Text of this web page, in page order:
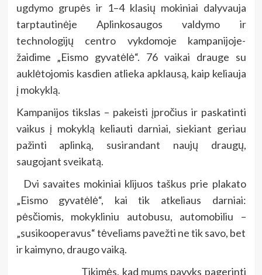
ugdymo grupės ir 1–4 klasių mokiniai dalyvauja
tarptautinėje Aplinkosaugos valdymo ir
technologijų centro vykdomoje kampanijoje-
žaidime „Eismo gyvatėlė“. 76 vaikai drauge su
auklėtojomis kasdien atlieka apklausą, kaip keliauja
į mokyklą.
Kampanijos tikslas – pakeisti įpročius ir paskatinti
vaikus į mokyklą keliauti darniai, siekiant geriau
pažinti aplinką, susirandant naujų draugų,
saugojant sveikatą.
Dvi savaites mokiniai klijuos taškus prie plakato
„Eismo gyvatėlė“, kai tik atkeliaus darniai:
pėsčiomis, mokykliniu autobusu, automobiliu –
„susikooperavus“ tėveliams pavežti ne tik savo, bet
ir kaimyno, draugo vaiką.
Tikimės, kad mums pavyks pagerinti